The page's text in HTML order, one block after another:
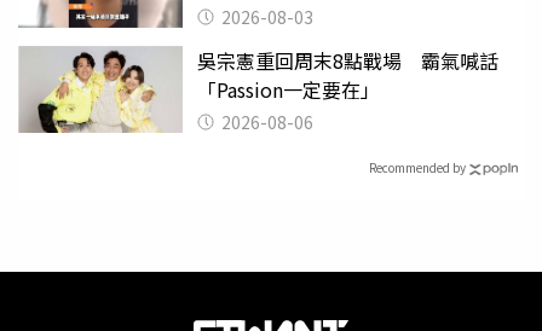
2026-08-03
吳宗憲重回周末8點戰場 霸氣喊話
「Passion一定要在」
2026-08-06
Recommended by